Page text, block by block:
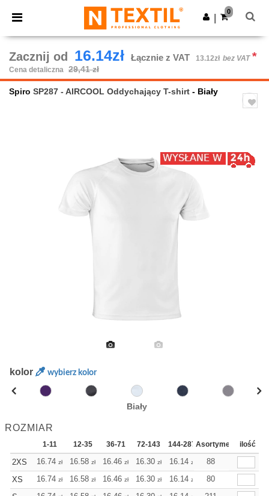
× Aplikacja Ntextil
Lepsze ceny w aplikacji!
Pobierz app
0
Zacznij od 16.14zł Łącznie z VAT 13.12zł bez VAT *
Cena detaliczna 29,41 zł
Spiro SP287 - AIRCOOL Oddychający T-shirt - Biały
kolor wybierz kolor
Biały
ROZMIAR
1-11 12-35 36-71 72-143 144-287 288 Dodaj Więcej
Asortyment ilość
2XS 16.74 zł 16.58 zł 16.46 zł 16.30 zł 16.14 zł 16.14
88
XS
16.74 zł 16.58 zł 16.46 zł 16.30 zł 16.14 zł 16.14
80